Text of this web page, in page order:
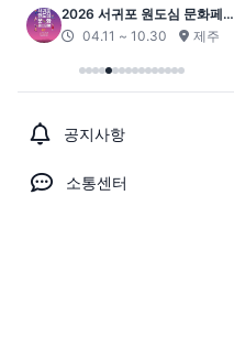
2026 서귀포 원도심 문화페스
티벌04.11 ~ 10.30 제주
공지사항
소통센터